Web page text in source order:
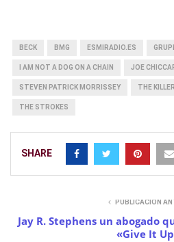
BECK BMG ESMIRADIO.ES
I AM NOT A DOG ON A CHAIN JOE
STEVEN PATRICK MORRISSEY THE
THE STROKES
SHARE
PUBLICACIÓN
Jay R. Stephens un abogado
«Give It